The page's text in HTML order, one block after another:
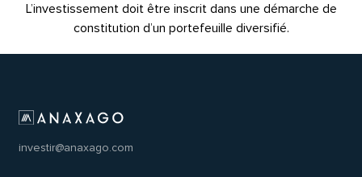
L’investissement doit être inscrit dans une démarche de
constitution d’un portefeuille diversifié.
investir@anaxago.com